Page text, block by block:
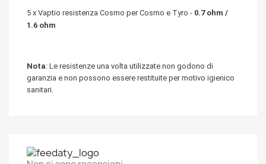
5 x Vaptio resistenza Cosmo per Cosmo e Tyro - 0.7 ohm /
1.6 ohm
Nota: Le resistenze una volta utilizzate non godono di
garanzia e non possono essere restituite per motivo igienico
sanitari.